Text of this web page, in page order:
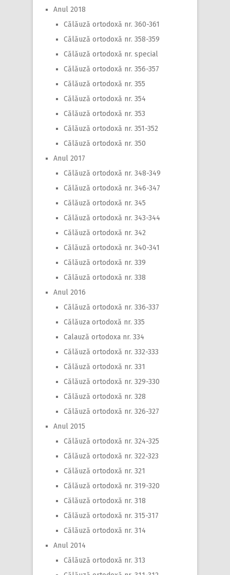
Anul 2018
Călăuză ortodoxă nr. 360-361
Călăuză ortodoxă nr. 358-359
Călăuză ortodoxă nr. special
Călăuză ortodoxă nr. 356-357
Călăuză ortodoxă nr. 355
Călăuză ortodoxă nr. 354
Călăuză ortodoxă nr. 353
Călăuză ortodoxă nr. 351-352
Călăuză ortodoxă nr. 350
Anul 2017
Călăuză ortodoxă nr. 348-349
Călăuză ortodoxă nr. 346-347
Călăuză ortodoxă nr. 345
Călăuză ortodoxă nr. 343-344
Călăuză ortodoxă nr. 342
Călăuză ortodoxă nr. 340-341
Călăuză ortodoxă nr. 339
Călăuză ortodoxă nr. 338
Anul 2016
Călăuză ortodoxă nr. 336-337
Călăuza ortodoxă nr. 335
Calauză ortodoxa nr. 334
Călăuză ortodoxă nr. 332-333
Călăuză ortodoxă nr. 331
Călăuză ortodoxă nr. 329-330
Călăuză ortodoxă nr. 328
Călăuză ortodoxă nr. 326-327
Anul 2015
Călăuză ortodoxă nr. 324-325
Călăuză ortodoxă nr. 322-323
Călăuză ortodoxă nr. 321
Călăuză ortodoxă nr. 319-320
Călăuză ortodoxă nr. 318
Călăuză ortodoxă nr. 315-317
Călăuză ortodoxă nr. 314
Anul 2014
Călăuză ortodoxă nr. 313